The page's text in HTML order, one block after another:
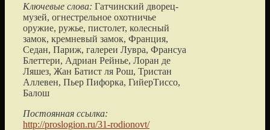
Ключевые слова: Гатчинский дворец-
музей, огнестрельное охотничье
оружие, ружье, пистолет, колесный
замок, кремневый замок, Франция,
Седан, Париж, галереи Лувра, Франсуа
Блеттери, Адриан Рейнье, Лоран де
Ляшез, Жан Батист ля Рош, Тристан
Аллевен, Пьер Пифорка, ГийерТиссо,
Балош
Постоянная ссылка:
http://proslogion.ru/31-rodionovt/